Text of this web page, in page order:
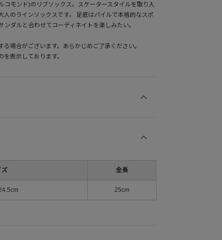
コモンド)のリブソックス。スケータースタイルを取り入
人のラインソックスです。 足底はパイルで本格的なスポ
ダルと合わせてコーディネイトを楽しみたい。
場合がございます。あらかじめご了承ください。
表示しております。
ズ 全長
25cm